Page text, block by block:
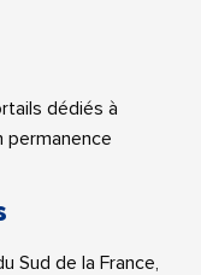
dédiés à
permanence
Sud de la France,